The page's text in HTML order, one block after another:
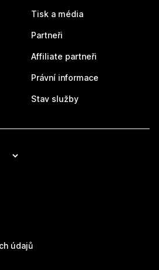
Tisk a média
Partneři
Affiliate partneři
Právní informace
Stav služby
údajů